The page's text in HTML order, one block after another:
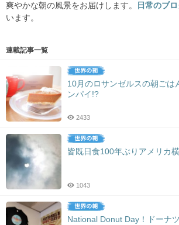
爽やかな朝の風景をお届けします。
日常のブ
います。
連載記事一覧
10月のロサンゼルスの朝ごは
ンパイ!?
2433
皆既日食100年ぶりアメリカ
1043
National Donut Day！ドーナ